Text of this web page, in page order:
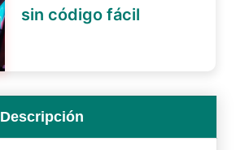
sin código fácil
Descripción